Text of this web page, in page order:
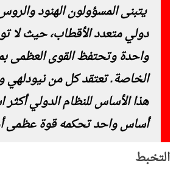
يتبنى المسؤولون الهنود
دولي متعدد الأقطاب، حيث لا
واحدة وتحتفظ القوى العظمى
الخاصة. تعتقد كل من
هذا الأساس للنظام الدولي أكثر
أساس واحد تحكمه قوة عظمى
التخبط